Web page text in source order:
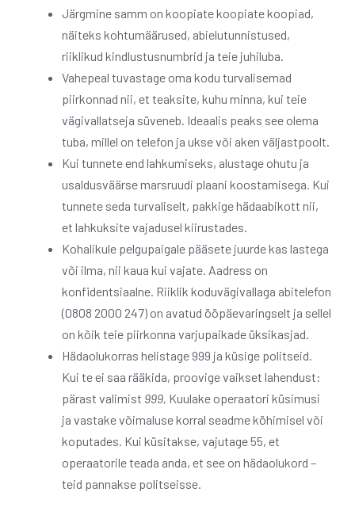
Järgmine samm on koopiate koopiate koopiad,
näiteks kohtumäärused, abielutunnistused,
riiklikud kindlustusnumbrid ja teie juhiluba.
Vahepeal tuvastage oma kodu turvalisemad
piirkonnad nii, et teaksite, kuhu minna, kui teie
vägivallatseja süveneb. Ideaalis peaks see olema
tuba, millel on telefon ja ukse või aken väljastpoolt.
Kui tunnete end lahkumiseks, alustage ohutu ja
usaldusväärse marsruudi plaani koostamisega. Kui
tunnete seda turvaliselt, pakkige hädaabikott nii,
et lahkuksite vajadusel kiirustades.
Kohalikule pelgupaigale pääsete juurde kas lastega
või ilma, nii kaua kui vajate. Aadress on
konfidentsiaalne. Riiklik koduvägivallaga abitelefon
(0808 2000 247) on avatud ööpäevaringselt ja sellel
on kõik teie piirkonna varjupaikade üksikasjad.
Hädaolukorras helistage 999 ja küsige politseid.
Kui te ei saa rääkida, proovige vaikset lahendust:
pärast valimist 999, Kuulake operaatori küsimusi
ja vastake võimaluse korral seadme köhimisel või
koputades. Kui küsitakse, vajutage 55, et
operaatorile teada anda, et see on hädaolukord –
teid pannakse politseisse.